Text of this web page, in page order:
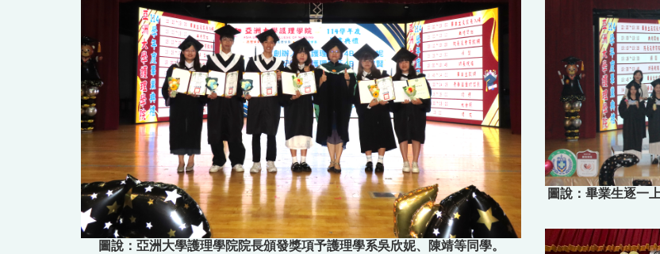
圖說：亞洲大學護理學院院長頒發獎項予護理學系吳欣妮、陳靖等同學。
圖說：畢業生逐一